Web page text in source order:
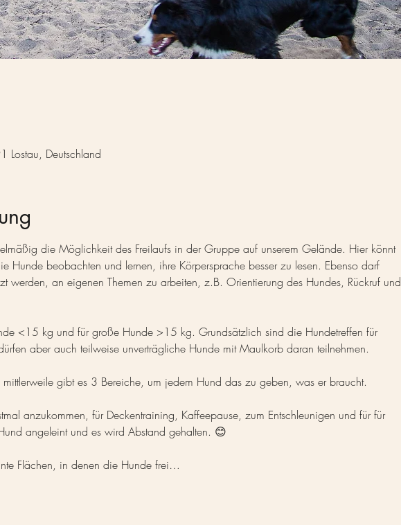
Lostau, Deutschland
die Möglichkeit des Freilaufs in der Gruppe auf unserem Gelände. Hier könnt
Hunde beobachten und lernen, ihre Körpersprache besser zu lesen. Ebenso darf
werden, an eigenen Themen zu arbeiten, z.B. Orientierung des Hundes, Rückruf und
<15 kg und für große Hunde >15 kg. Grundsätzlich sind die Hundetreffen für
aber auch teilweise unverträgliche Hunde mit Maulkorb daran teilnehmen.
mittlerweile gibt es 3 Bereiche, um jedem Hund das zu geben, was er braucht.
anzukommen, für Deckentraining, Kaffeepause, zum Entschleunigen und für für
angeleint und es wird Abstand gehalten. 😊
Flächen, in denen die Hunde frei…